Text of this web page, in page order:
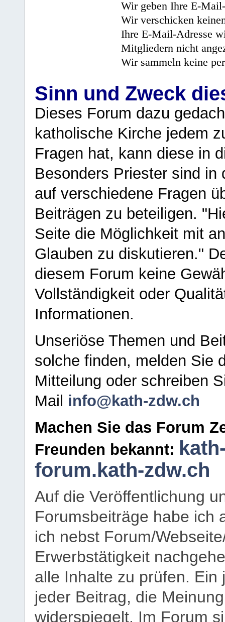
Wir geben Ihre E-
Wir verschicken
Ihre E-Mail-Adresse
Mitgliedern nicht
Wir sammeln keine
Sinn und Zweck
Dieses Forum dazu
katholische Kirche jedem
Fragen hat, kann diese in
Besonders Priester sind in
auf verschiedene Fragen
Beiträgen zu beteiligen.
Seite die Möglichkeit mit
Glauben zu diskutieren."
diesem Forum keine
Vollständigkeit oder
Informationen.
Unseriöse Themen und
solche finden, melden Sie
Mitteilung oder schreiben
Mail info@kath-zdw.ch
Machen Sie das Forum
Freunden bekannt:
forum.kath-zdw.ch
Auf die Veröffentlichung
Forumsbeiträge habe ich
ich nebst Forum/
Erwerbstätigkeit
alle Inhalte zu prüfen.
jeder Beitrag, die
widerspiegelt. Im Forum